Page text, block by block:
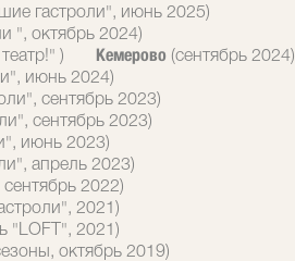
гастроли", июнь 2025)
", октябрь 2024)
) Кемерово (сентябрь 2024)
июнь 2024)
сентябрь 2023)
сентябрь 2023)
июнь 2023)
апрель 2023)
2022)
2021)
"LOFT", 2021)
октябрь 2019)